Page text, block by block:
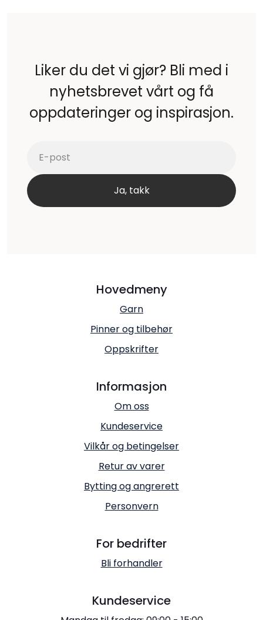
Liker du det vi gjør? Bli med i
nyhetsbrevet vårt og få
oppdateringer og inspirasjon.
Hovedmeny
Garn
Pinner og tilbehør
Oppskrifter
Informasjon
Om oss
Kundeservice
Vilkår og betingelser
Retur av varer
Bytting og angrerett
Personvern
For bedrifter
Bli forhandler
Kundeservice